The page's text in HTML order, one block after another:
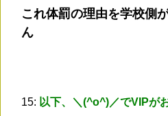
これ体罰の理由を学校側
ん
15: 以下、＼(^o^)／でVIPが